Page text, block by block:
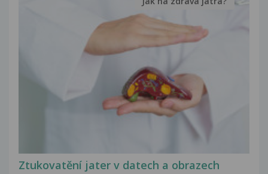
Ztukovatění jater v datech a obrazech